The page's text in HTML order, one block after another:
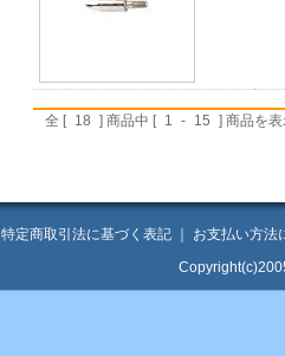
全 [ 18 ] 商品中 [ 1 - 15 ] 商品を
特定商取引法に基づく表記
お支払い方法